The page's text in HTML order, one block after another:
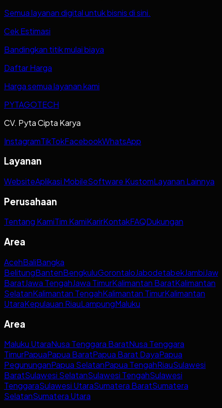
Semua layanan digital untuk bisnis di sini.
Cek Estimasi
Bandingkan titik mulai biaya
Daftar Harga
Harga semua layanan kami
PYTAGOTECH
CV. Pyta Cipta Karya
InstagramTikTokFacebookWhatsApp
Layanan
WebsiteAplikasi MobileSoftware KustomLayanan Lainnya
Perusahaan
Tentang KamiTim KamiKarirKontakFAQDukungan
Area
AcehBaliBangka
BelitungBantenBengkuluGorontaloJabodetabekJambi
BaratJawa TengahJawa TimurKalimantan BaratKalimantan
SelatanKalimantan TengahKalimantan TimurKalimantan
UtaraKepulauan RiauLampungMaluku
Area
Maluku UtaraNusa Tenggara BaratNusa Tenggara
TimurPapuaPapua BaratPapua Barat DayaPapua
PegununganPapua SelatanPapua TengahRiauSulawesi
BaratSulawesi SelatanSulawesi TengahSulawesi
TenggaraSulawesi UtaraSumatera BaratSumatera
SelatanSumatera Utara